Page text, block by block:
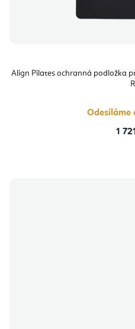
Align Pilates ochranná podložka
R
Odesíláme
1